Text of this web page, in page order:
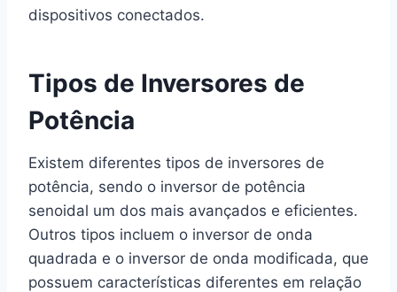
dispositivos conectados.
Tipos de Inversores de
Potência
Existem diferentes tipos de inversores de
potência, sendo o inversor de potência
senoidal um dos mais avançados e eficientes.
Outros tipos incluem o inversor de onda
quadrada e o inversor de onda modificada, que
possuem características diferentes em relação